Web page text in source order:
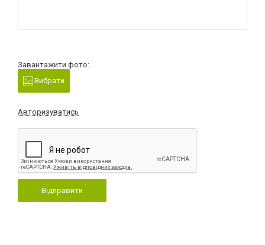
Завантажити фото:
Вибрати
Авторизуватись
Відправити